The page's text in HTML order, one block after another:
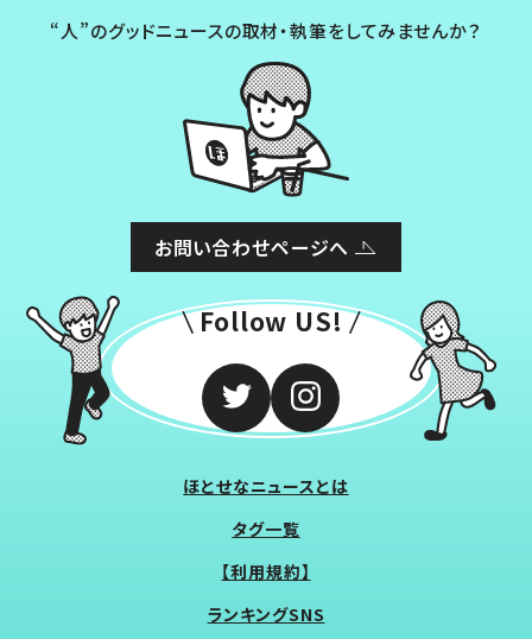
“人”のグッドニュースの取材・執筆をしてみませんか？
お問い合わせページへ
Follow US!
ほとせなニュースとは
タグ一覧
【利用規約】
ランキングSNS